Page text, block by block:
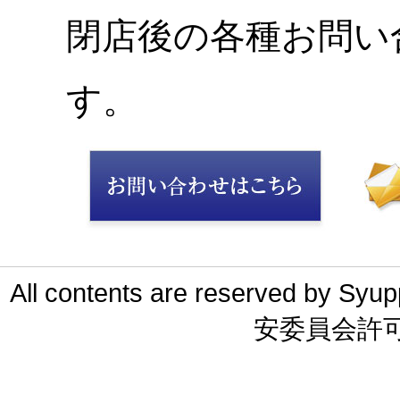
閉店後の各種お問
す。
All contents are reserved by
安委員会許